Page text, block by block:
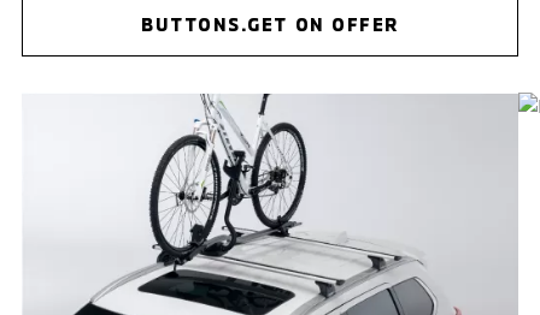
BUTTONS.GET ON OFFER